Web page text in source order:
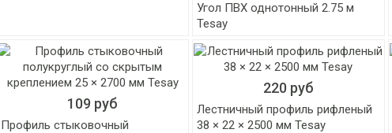
Угол ПВХ однотонный 2.75 м
Tesay
109 руб
Профиль стыковочный
220 руб
Лестничный профиль рифленый
38 × 22 × 2500 мм Tesay